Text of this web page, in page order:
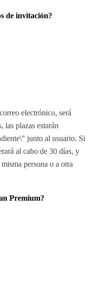
de invitación?
electrónico, será
las plazas estarán
junto al usuario. Si
al cabo de 30 días, y
persona o a otra
Premium?